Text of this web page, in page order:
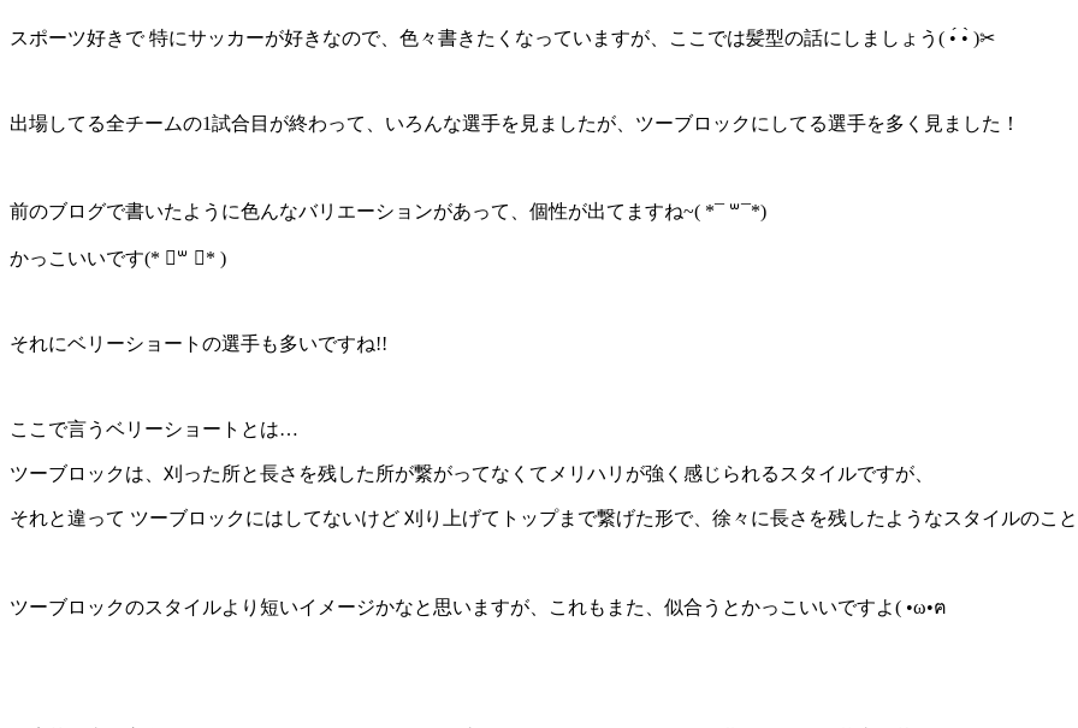
スポーツ好きで 特にサッカーが好きなので、色々書きたくなっていますが、ここでは髪型の話にしましょう( •́ •̀ )✂︎
出場してる全チームの1試合目が終わって、いろんな選手を見ましたが、ツーブロックにしてる選手を多く見ました！
前のブログで書いたように色んなバリエーションがあって、個性が出てますね~( *¯ ꒳¯*)
かっこいいです(* ॑꒳ ॑* )
それにベリーショートの選手も多いですね!!
ここで言うベリーショートとは…
ツーブロックは、刈った所と長さを残した所が繋がってなくてメリハリが強く感じられるスタイルですが、
それと違って ツーブロックにはしてないけど 刈り上げてトップまで繋げた形で、徐々に長さを残したようなスタイルのこと
ツーブロックのスタイルより短いイメージかなと思いますが、これもまた、似合うとかっこいいですよ( •ω•ฅ